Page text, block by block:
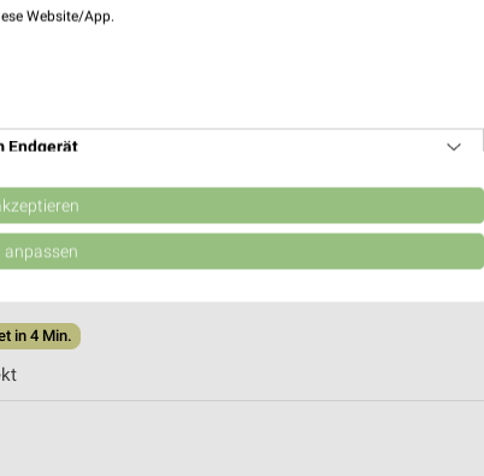
in 4 Min.
in 4 Min.
Website/App.
Endgerät
anpassen